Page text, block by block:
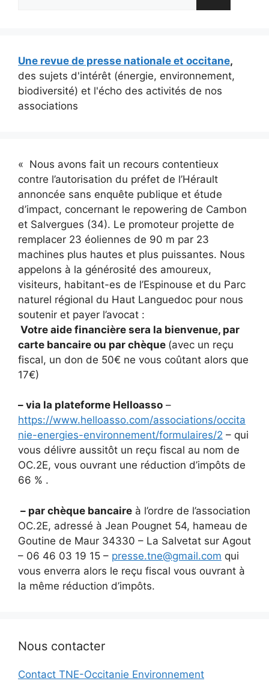
Une revue de presse nationale et occitane,
des sujets d'intérêt (énergie, environnement,
biodiversité) et l'écho des activités de nos
associations
« Nous avons fait un recours contentieux
contre l’autorisation du préfet de l’Hérault
annoncée sans enquête publique et étude
d’impact, concernant le repowering de Cambon
et Salvergues (34). Le promoteur projette de
remplacer 23 éoliennes de 90 m par 23
machines plus hautes et plus puissantes. Nous
appelons à la générosité des amoureux,
visiteurs, habitant-es de l’Espinouse et du Parc
naturel régional du Haut Languedoc pour nous
soutenir et payer l’avocat :
Votre aide financière sera la bienvenue, par
carte bancaire ou par chèque (avec un reçu
fiscal, un don de 50€ ne vous coûtant alors que
17€)
– via la plateforme Helloasso –
https://www.helloasso.com/associations/occita
nie-energies-environnement/formulaires/2 – qui
vous délivre aussitôt un reçu fiscal au nom de
OC.2E, vous ouvrant une réduction d’impôts de
66 % .
– par chèque bancaire à l’ordre de l’association
OC.2E, adressé à Jean Pougnet 54, hameau de
Goutine de Maur 34330 – La Salvetat sur Agout
– 06 46 03 19 15 – presse.tne@gmail.com qui
vous enverra alors le reçu fiscal vous ouvrant à
la même réduction d’impôts.
Nous contacter
Contact TNE-Occitanie Environnement